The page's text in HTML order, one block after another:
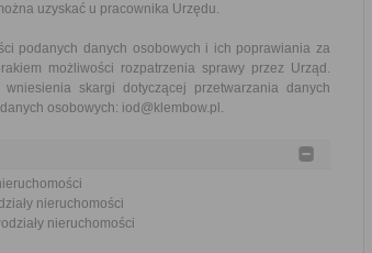
uzyskać u pracownika Urzędu.
podanych danych osobowych i ich poprawiania za
możliwości rozpatrzenia sprawy przez Urząd.
skargi dotyczącej przetwarzania danych
osobowych: iod@klembow.pl.
nieruchomości
nieruchomości